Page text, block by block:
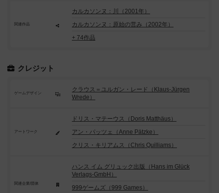
関連作品
カルカソンヌ：川（2001年）
カルカソンヌ：原始の営み（2002年）
+ 74作品
クレジット
ゲームデザイン
クラウス＝ユルガン・レード（Klaus-Jürgen
Wrede）
アートワーク
ドリス・マテーウス（Doris Matthäus）
アン・パッツェ（Anne Pätzke）
クリス・キリアムス（Chris Quilliams）
関連企業/団体
ハンス イム グリュック出版（Hans im Glück
Verlags-GmbH）
999ゲームズ（999 Games）